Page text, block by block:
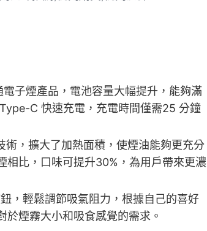
子煙產品，電池容量大幅提升，能夠滿
C 快速充電，充電時間僅需25 分鐘
術，擴大了加熱面積，使煙油能夠更充分
相比，口味可提升30%，為用戶帶來更濃
，輕鬆調節吸氣阻力，根據自己的喜好
煙霧大小和吸食感覺的需求。